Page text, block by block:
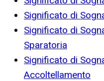
Significato di
Significato di
Sparatoria
Significato di
Accoltellamento